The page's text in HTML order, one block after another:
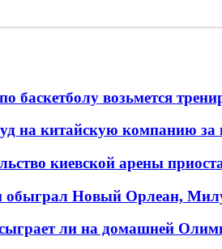
баскетболу возьмется
на китайскую компанию за
киевской арены
обыграл Новый Орлеан,
ли на домашней